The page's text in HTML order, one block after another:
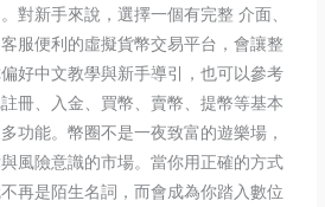
對新手來說，選擇一個有完整 介面、
服便利的虛擬貨幣交易平台，會讓整
好中文教學與新手導引，也可以參考
冊、入金、買幣、賣幣、提幣等基本
功能。幣圈不是一夜致富的遊樂場，
風險意識的市場。當你用正確的方式
再是陌生名詞，而會成為你踏入數位